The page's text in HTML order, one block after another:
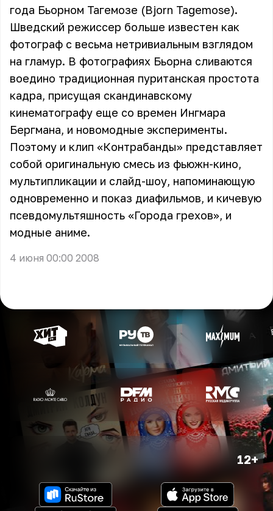
года Бьорном Тагемозе (Bjorn Tagemose).
Шведский режиссер больше известен как
фотограф с весьма нетривиальным взглядом
на гламур. В фотографиях Бьорна сливаются
воедино традиционная пуританская простота
кадра, присущая скандинавскому
кинематографу еще со времен Ингмара
Бергмана, и новомодные эксперименты.
Поэтому и клип «Контрабанды» представляет
собой оригинальную смесь из фьюжн-кино,
мультипликации и слайд-шоу, напоминающую
одновременно и показ диафильмов, и кичевую
псевдомультяшность «Города грехов», и
модные аниме.
4 июня 00:00 2008
12+